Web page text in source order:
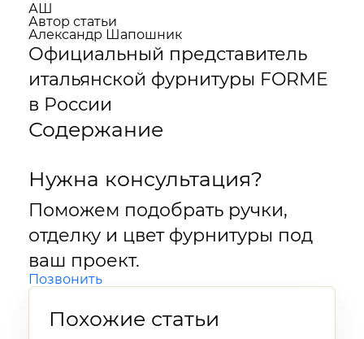
АШ
Автор статьи
Александр Шапошник
Официальный представитель
итальянской фурнитуры FORME
в России
Содержание
Нужна консультация?
Поможем подобрать ручки,
отделку и цвет фурнитуры под
ваш проект.
Позвонить
Похожие статьи